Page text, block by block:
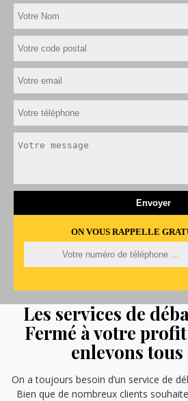
ON VOUS RAPPELLE
Les services de
Fermé à votre
enlevons tous
On a toujours besoin d’un service de
Bien que de nombreux clients